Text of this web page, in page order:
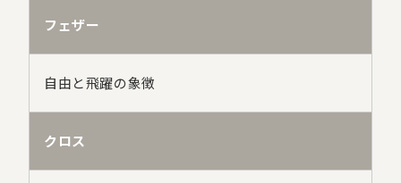
フェザー
自由と飛躍の象徴
クロス